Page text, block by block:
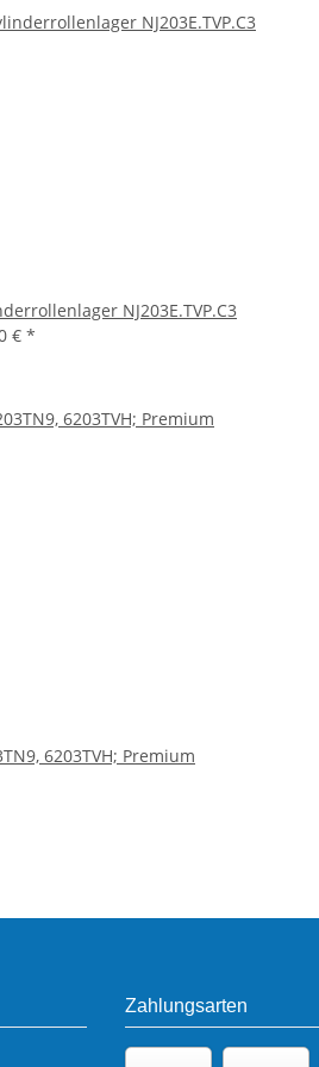
NJ203E.TVP.C3
€ *
6203TVH; Premium
Zahlungsarten